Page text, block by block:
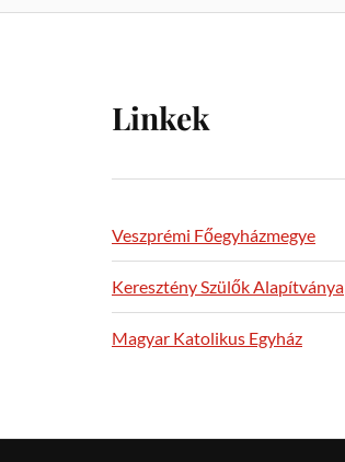
Linkek
Veszprémi Főegyházmegye
Keresztény Szülők Alapítványa
Magyar Katolikus Egyház